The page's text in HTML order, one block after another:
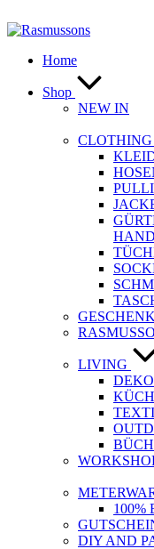
Inhalt
Home
Shop
NEW IN
CLOTHING
LIVING
100%
DIY AND